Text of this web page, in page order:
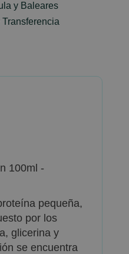
y Baleares
100ml -
pequeña,
por los
glicerina y
se encuentra